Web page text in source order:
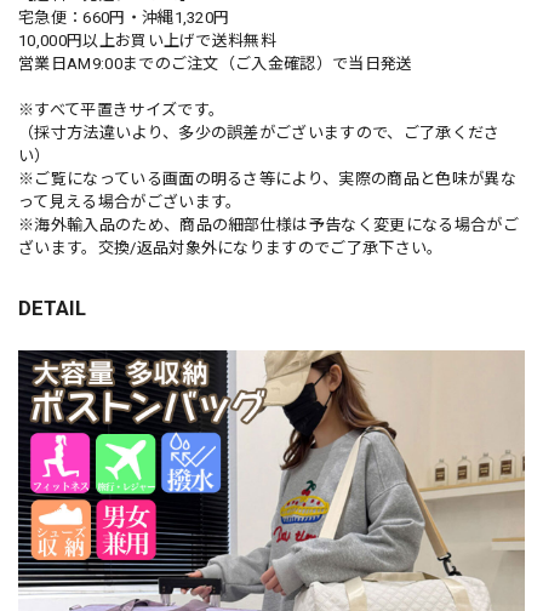
宅急便：660円・沖縄1,320円
10,000円以上お買い上げで送料無料
営業日AM9:00までのご注文（ご入金確認）で当日発送
※すべて平置きサイズです。
（採寸方法違いより、多少の誤差がございますので、ご了承くださ
い）
※ご覧になっている画面の明るさ等により、実際の商品と色味が異な
って見える場合がございます。
※海外輸入品のため、商品の細部仕様は予告なく変更になる場合がご
ざいます。交換/返品対象外になりますのでご了承下さい。
DETAIL